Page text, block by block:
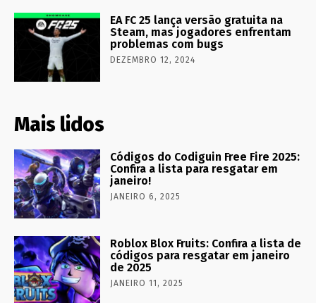
EA FC 25 lança versão gratuita na
Steam, mas jogadores enfrentam
problemas com bugs
DEZEMBRO 12, 2024
Mais lidos
Códigos do Codiguin Free Fire 2025:
Confira a lista para resgatar em
janeiro!
JANEIRO 6, 2025
Roblox Blox Fruits: Confira a lista de
códigos para resgatar em janeiro
de 2025
JANEIRO 11, 2025